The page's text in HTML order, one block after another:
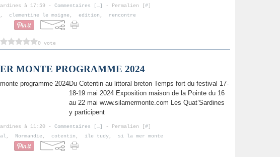
à 17:59 - Commentaires […] - Permalien [#]
, clementine le moigne , edition , rencontre
0 vote
MONTE PROGRAMME 2024
Du Cotentin au littoral breton Temps fort du festival 17-
18-19 mai 2024 Exposition maison de la Pointe du 16
au 22 mai www.silamermonte.com Les Quat’Sardines
y participent
à 11:20 - Commentaires […] - Permalien [#]
, Normandie , cotentin , ile tudy, si la mer monte